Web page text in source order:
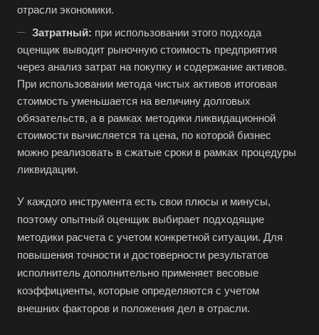
отрасли экономики.
Затратный: при использовании этого подхода
оценщик выводит рыночную стоимость предприятия
через анализ затрат на покупку и содержание активов.
При использовании метода чистых активов итоговая
стоимость уменьшается на величину долговых
обязательств, а в рамках методики ликвидационной
стоимости вычисляется та цена, по которой бизнес
можно реализовать в сжатые сроки в рамках процедуры
ликвидации.
У каждого инструмента есть свои плюсы и минусы,
поэтому опытный оценщик выбирает подходящие
методики расчета с учетом конкретной ситуации. Для
повышения точности и достоверности результатов
исполнитель дополнительно применяет весовые
коэффициенты, которые определяются с учетом
внешних факторов и положения дел в отрасли.
Арзамас
Архангельск
Асино
Астрахань
Ачинск
Аша
Баймак
Балабаново
Балаково
Балашов
Барабинск